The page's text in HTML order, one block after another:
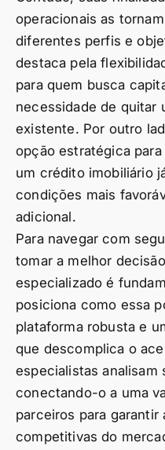
operacionais as
diferentes perfis e
destaca pela
para quem busca
necessidade de quitar
existente. Por outro
opção estratégica
um crédito imobiliário
condições mais
adicional.
Para navegar com
tomar a melhor
especializado é
posiciona como essa
plataforma robusta e
que descomplica o
especialistas analisam
conectando-o a uma
parceiros para garantir
competitivas do